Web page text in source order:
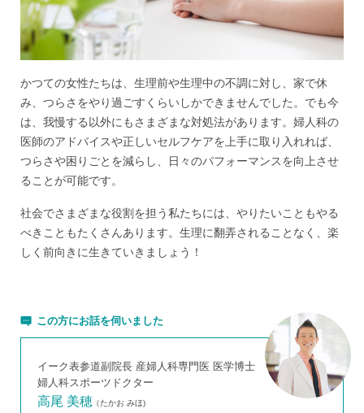
かつての女性たちは、生理前や生理中の不調に対し、家で休
み、つらさをやり過ごすくらいしかできませんでした。でも今
は、我慢する以外にもさまざまな対処法があります。婦人科の
医師のアドバイスや正しいセルフケアを上手に取り入れれば、
つらさや困りごとを減らし、日々のパフォーマンスを向上させ
ることが可能です。
社会でさまざまな役割を担う私たちには、やりたいこともやる
べきこともたくさんあります。生理に翻弄されることなく、楽
しく前向きに生きていきましょう！
この方にお話を伺いました
イーク表参道副院長 産婦人科専門医 医学博士
婦人科スポーツドクター
高尾 美穂 （たかお みほ)